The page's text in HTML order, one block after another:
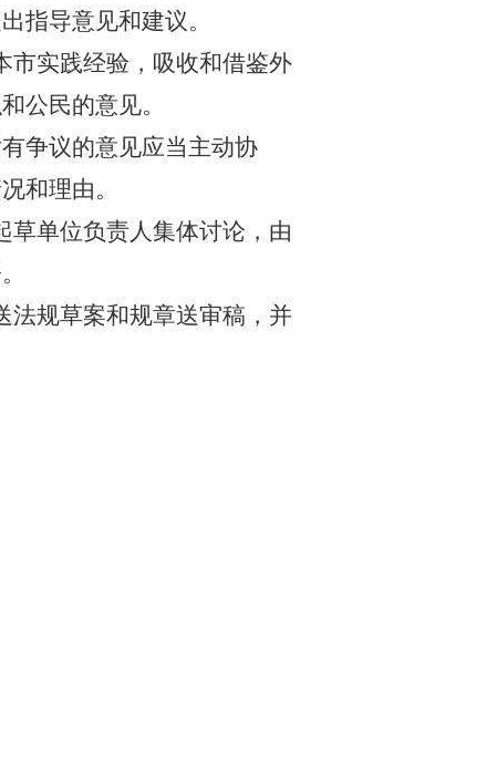
指导意见和建议。
市实践经验，吸收和借鉴外
公民的意见。
争议的意见应当主动协
和理由。
草单位负责人集体讨论，由
法规草案和规章送审稿，并